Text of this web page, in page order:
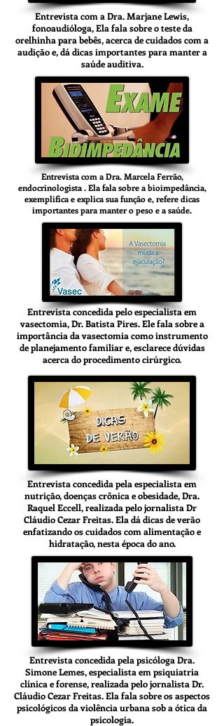
Entrevista com a Dra. Marjane Lewis,
fonoaudióloga, Ela fala sobre o teste da
orelhinha para bebês, acerca de cuidados com a
audição e, dá dicas importantes para manter a
saúde auditiva.
Entrevista com a Dra. Marcela Ferrão,
endocrinologista . Ela fala sobre a bioimpedância,
exemplifica e explica sua função e, refere dicas
importantes para manter o peso e a saúde.
Entrevista concedida pelo especialista em
vasectomia, Dr. Batista Pires. Ele fala sobre a
importância da vasectomia como instrumento
de planejamento familiar e, esclarece dúvidas
acerca do procedimento cirúrgico.
Entrevista concedida pela especialista em
nutrição, doenças crônica e obesidade, Dra.
Raquel Eccell, realizada pelo jornalista Dr
Cláudio Cezar Freitas. Ela dá dicas de verão
enfatizando os cuidados com alimentação e
hidratação, nesta época do ano.
Entrevista concedida pela psicóloga Dra.
Simone Lemes, especialista em psiquiatria
clínica e forense, realizada pelo jornalista Dr.
Cláudio Cezar Freitas. Ela fala sobre os aspectos
psicológicos da violência urbana sob a ótica da
psicologia.